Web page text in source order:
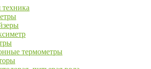
термометры